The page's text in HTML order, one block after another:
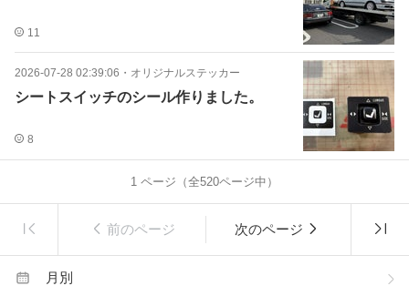
11
2026-07-28 02:39:06 ・ オリジナルステッカー
シートスイッチのシール作りました。
8
1 ページ（全520ページ中）
前のページ 次のページ
月別